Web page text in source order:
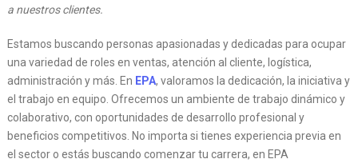
a nuestros clientes.
Estamos buscando personas apasionadas y dedicadas para ocupar
una variedad de roles en ventas, atención al cliente, logística,
administración y más. En EPA, valoramos la dedicación, la iniciativa y
el trabajo en equipo. Ofrecemos un ambiente de trabajo dinámico y
colaborativo, con oportunidades de desarrollo profesional y
beneficios competitivos. No importa si tienes experiencia previa en
el sector o estás buscando comenzar tu carrera, en EPA